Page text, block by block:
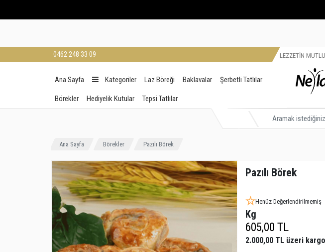
0462 248 33 09 LEZZETİN
Ana Sayfa Kategoriler Laz Böreği Baklavalar Şerbetli Tatlılar
Börekler Hediyelik Kutular Tepsi Tatlılar
Ana Sayfa Börekler Pazılı Börek
Pazılı Börek
Henüz Değerlendirilmemiş
Kg
605,00 TL
2.000,00 TL üzeri